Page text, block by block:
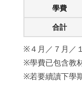
學費
合計
※４月／７月／
※學費已包含教
※若要續讀下學